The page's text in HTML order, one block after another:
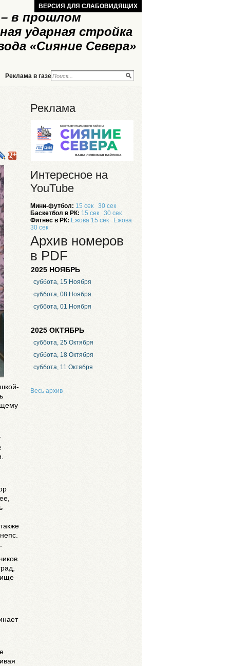
в прошлом
ударная стройка
«Сияние Севера»
ВЕРСИЯ ДЛЯ СЛАБОВИДЯЩИХ
Реклама в газете Реклама на сайте
Реклама
Интересное на
YouTube
Мини-футбол: 15 сек
30 сек
Баскетбол в РК: 15 сек
30 сек
Фитнес в РК: Ежова 15 сек
Ежова
30 сек
Архив номеров
в PDF
2025 НОЯБРЬ
суббота, 15 Ноября
суббота, 08 Ноября
суббота, 01 Ноября
2025 ОКТЯБРЬ
суббота, 25 Октября
суббота, 18 Октября
суббота, 11 Октября
Весь архив